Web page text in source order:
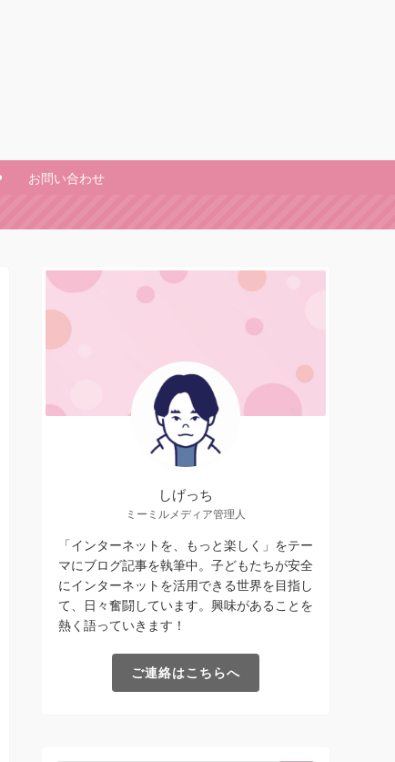
お問い合わせ
しげっち
ミーミルメディア管理人
「インターネットを、もっと楽しく」をテー
マにブログ記事を執筆中。子どもたちが安全
にインターネットを活用できる世界を目指し
て、日々奮闘しています。興味があることを
熱く語っていきます！
ご連絡はこちらへ